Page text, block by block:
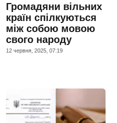
Громадяни вільних
країн спілкуються
між собою мовою
свого народу
12 червня, 2025, 07:19